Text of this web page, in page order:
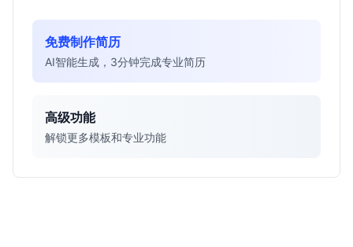
免费制作简历
AI智能生成，3分钟完成专业简历
高级功能
解锁更多模板和专业功能